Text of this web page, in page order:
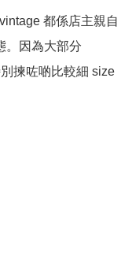
都係店主親自
。因為大部分
揀咗啲比較細 size